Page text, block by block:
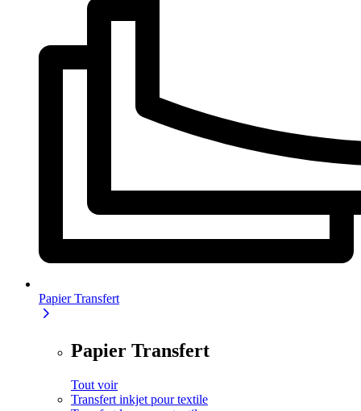
Papier Transfert
Papier Transfert
Tout voir
Transfert inkjet pour textile